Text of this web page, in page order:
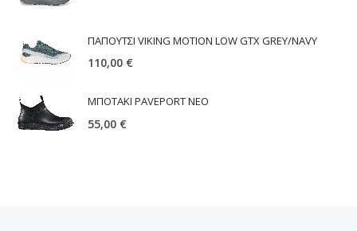
ΠΑΠΟΥΤΣΙ VIKING MOTION LOW GTX GREY/NAVY
110,00 €
ΜΠΟΤΑΚΙ PAVEPORT NEO
55,00 €